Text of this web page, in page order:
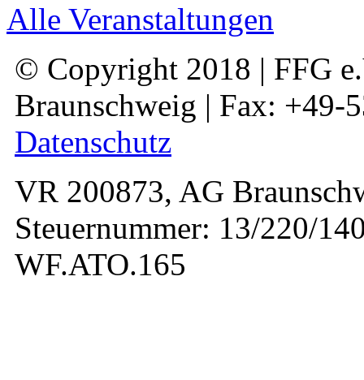
Alle Veranstaltungen
© Copyright 2018 | FFG
Braunschweig | Fax: +49-
Datenschutz
VR 200873, AG
Steuernummer: 13/220/
WF.ATO.165